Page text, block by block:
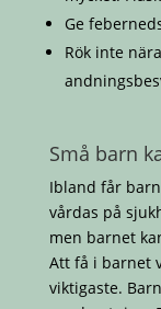
Ge
Rök inte
Små barn
Ibland får
vårdas på
men barnet
Att få i barnet
viktigaste.